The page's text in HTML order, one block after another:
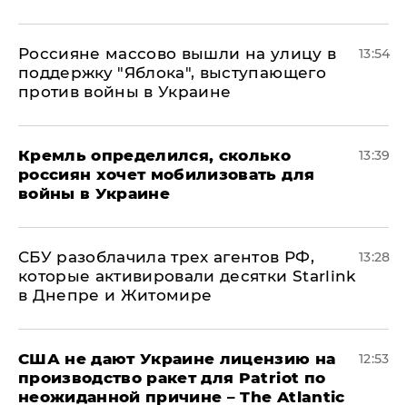
Россияне массово вышли на улицу в
поддержку "Яблока", выступающего
против войны в Украине
13:54
Кремль определился, сколько
россиян хочет мобилизовать для
войны в Украине
13:39
СБУ разоблачила трех агентов РФ,
которые активировали десятки Starlink
в Днепре и Житомире
13:28
США не дают Украине лицензию на
производство ракет для Patriot по
неожиданной причине – The Atlantic
12:53